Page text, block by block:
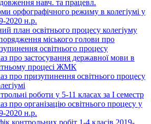
навч. та працевл.
орфографічного режиму в колегіумі у
2020 н.р.
план освітнього процесу колегіуму
міського голови про
освітнього процесу
про застосування державної мови в
процесі ЖМК
про призупинення освітнього процесу
роботи у 5-11 класах за І семестр
про організацію освітнього процесу у
2020 н.р.
контрольних робіт 1-4 класів 2019-